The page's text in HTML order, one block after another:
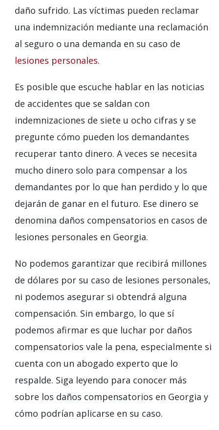
daño sufrido. Las víctimas pueden reclamar
una indemnización mediante una reclamación
al seguro o una demanda en su caso de
lesiones personales.
Es posible que escuche hablar en las noticias
de accidentes que se saldan con
indemnizaciones de siete u ocho cifras y se
pregunte cómo pueden los demandantes
recuperar tanto dinero. A veces se necesita
mucho dinero solo para compensar a los
demandantes por lo que han perdido y lo que
dejarán de ganar en el futuro. Ese dinero se
denomina daños compensatorios en casos de
lesiones personales en Georgia.
No podemos garantizar que recibirá millones
de dólares por su caso de lesiones personales,
ni podemos asegurar si obtendrá alguna
compensación. Sin embargo, lo que sí
podemos afirmar es que luchar por daños
compensatorios vale la pena, especialmente si
cuenta con un abogado experto que lo
respalde. Siga leyendo para conocer más
sobre los daños compensatorios en Georgia y
cómo podrían aplicarse en su caso.